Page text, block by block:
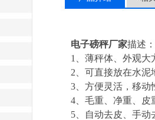
电子磅秤厂家描述：
1、薄秤体、外观
2、可直接放在水泥
3、方便灵活，移动
4、毛重、净重、皮
5、自动去皮、手动